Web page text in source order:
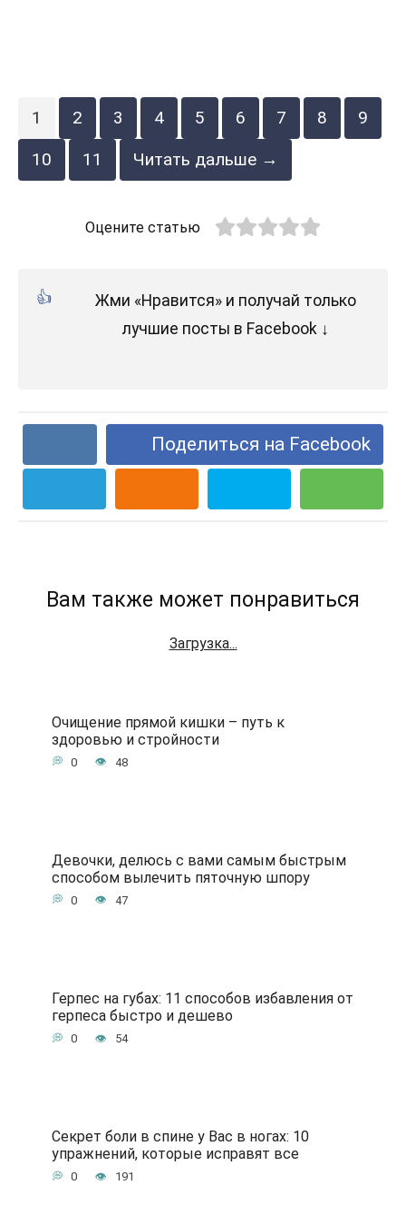
1 2 3 4 5 6 7 8
9
10
11 Читать дальше →
Оцените статью
Жми «Нравится» и получай только
лучшие посты в Facebook ↓
Поделиться на Facebook
Вам также может понравиться
Загрузка...
Очищение прямой кишки – путь к
здоровью и стройности
0 48
Девочки, делюсь с вами самым быстрым
способом вылечить пяточную шпору
0 47
Герпес на губах: 11 способов избавления от
герпеса быстро и дешево
0 54
Секрет боли в спине у Вас в ногах: 10
упражнений, которые исправят все
0 191